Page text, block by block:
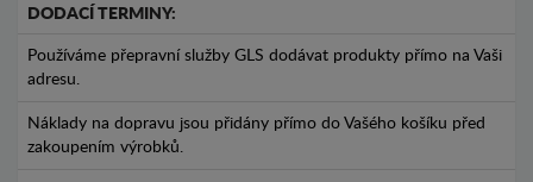
DODACÍ TERMINY:
Používáme přepravní služby GLS dodávat produkty přímo na Vaši
adresu.
Náklady na dopravu jsou přidány přímo do Vašého košíku před
zakoupením výrobků.